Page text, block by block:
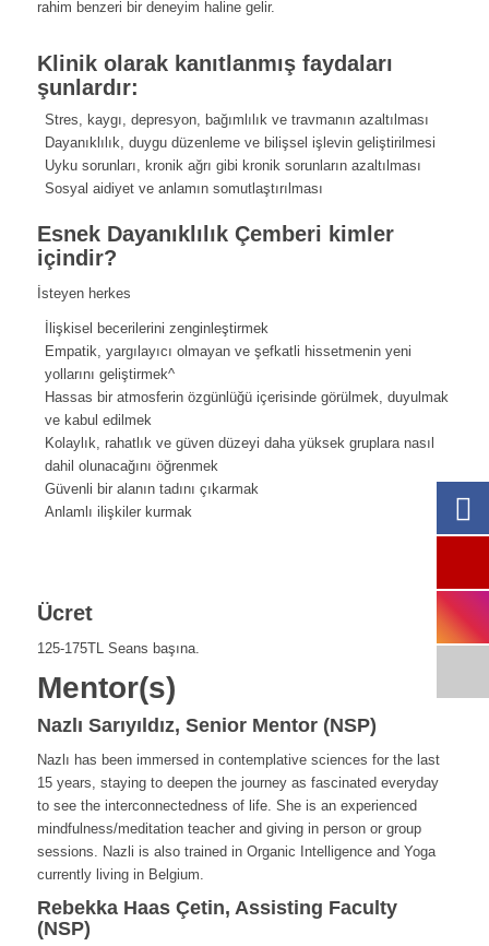
rahim benzeri bir deneyim haline gelir.
Klinik olarak kanıtlanmış faydaları
şunlardır:
Stres, kaygı, depresyon, bağımlılık ve travmanın azaltılması
Dayanıklılık, duygu düzenleme ve bilişsel işlevin geliştirilmesi
Uyku sorunları, kronik ağrı gibi kronik sorunların azaltılması
Sosyal aidiyet ve anlamın somutlaştırılması
Esnek Dayanıklılık Çemberi kimler
içindir?
İsteyen herkes
İlişkisel becerilerini zenginleştirmek
Empatik, yargılayıcı olmayan ve şefkatli hissetmenin yeni
yollarını geliştirmek^
Hassas bir atmosferin özgünlüğü içerisinde görülmek, duyulmak
ve kabul edilmek
Kolaylık, rahatlık ve güven düzeyi daha yüksek gruplara nasıl
dahil olunacağını öğrenmek
Güvenli bir alanın tadını çıkarmak
Anlamlı ilişkiler kurmak
Ücret
125-175TL Seans başına.
Mentor(s)
Nazlı Sarıyıldız, Senior Mentor (NSP)
Nazlı has been immersed in contemplative sciences for the last
15 years, staying to deepen the journey as fascinated everyday
to see the interconnectedness of life. She is an experienced
mindfulness/meditation teacher and giving in person or group
sessions. Nazli is also trained in Organic Intelligence and Yoga
currently living in Belgium.
Rebekka Haas Çetin, Assisting Faculty
(NSP)